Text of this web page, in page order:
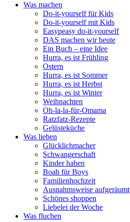
Was machen
Do-it-yourself für Kids
Do-it-yourself mit Kids
Easypeasy do-it-yourself
DAS machen wir heute
Ein Buch – eine Idee
Hurra, es ist Frühling
Ostern
Hurra, es ist Sommer
Hurra, es ist Herbst
Hurra, es ist Winter
Weihnachten
Oh-la-la-für-Omama
Ratzfatz-Rezepte
Gelüsteküche
Was lieben
Glücklichmacher
Schwangerschaft
Kinder haben
Boah für Boys
Familienhochzeit
Ausnahmsweise aufgeräumt
Schönes shoppen
Liebelei der Woche
Was fluchen